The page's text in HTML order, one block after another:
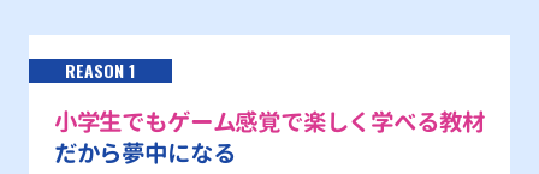
REASON 1
小学生でもゲーム感覚で楽しく学べる教材
だから夢中になる